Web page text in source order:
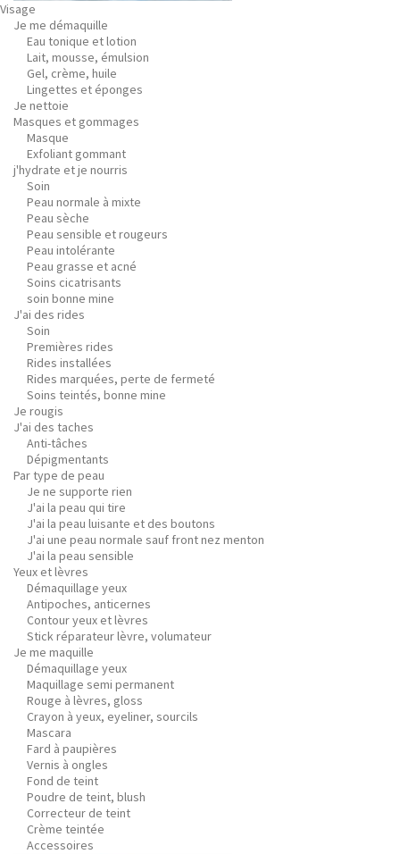
Visage
Je me démaquille
Eau tonique et lotion
Lait, mousse, émulsion
Gel, crème, huile
Lingettes et éponges
Je nettoie
Masques et gommages
Masque
Exfoliant gommant
j'hydrate et je nourris
Soin
Peau normale à mixte
Peau sèche
Peau sensible et rougeurs
Peau intolérante
Peau grasse et acné
Soins cicatrisants
soin bonne mine
J'ai des rides
Soin
Premières rides
Rides installées
Rides marquées, perte de fermeté
Soins teintés, bonne mine
Je rougis
J'ai des taches
Anti-tâches
Dépigmentants
Par type de peau
Je ne supporte rien
J'ai la peau qui tire
J'ai la peau luisante et des boutons
J'ai une peau normale sauf front nez menton
J'ai la peau sensible
Yeux et lèvres
Démaquillage yeux
Antipoches, anticernes
Contour yeux et lèvres
Stick réparateur lèvre, volumateur
Je me maquille
Démaquillage yeux
Maquillage semi permanent
Rouge à lèvres, gloss
Crayon à yeux, eyeliner, sourcils
Mascara
Fard à paupières
Vernis à ongles
Fond de teint
Poudre de teint, blush
Correcteur de teint
Crème teintée
Accessoires